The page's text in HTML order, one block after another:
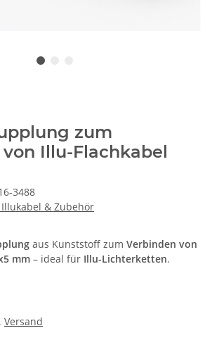
zum
Illu-Flachkabel
3488
& Zubehör
aus Kunststoff zum Verbinden von
mm – ideal für Illu-Lichterketten.
Versand